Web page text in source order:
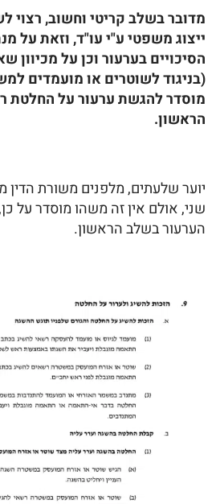
מדובר בשלב קריטי וחשוב, רצוי
ייצוג משפטי ע"י עו"ד, וזאת על
הסיכויים בערעור וכן על מכיוון
(בניגוד לשוטרים או מועמדים
מוסדר להגשת ערעור על החלטת
הראשון.
יוער שלעתים, מלפנים משורת
שני, אולם אין זה משהו מוסדר על
הערעור בשלב הראשון.